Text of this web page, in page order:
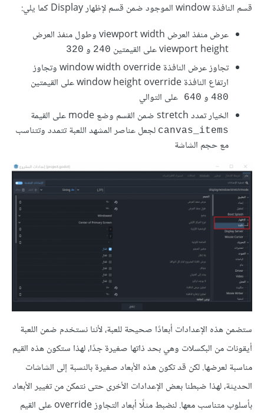
قسم النافذة window الموجود ضمن قسم لإظهار Display كما يلي:
عرض منفذ العرض viewport width وطول منفذ العرض
viewport height على القيمتين
240 و 320
تجاوز عرض النافذة window width override وتجاوز
ارتفاع النافذة window height override على القيمتين
480 و 640
على التوالي
الخيار تمدد stretch ضمن القسم وضع mode على القيمة
canvas_items لجعل عناصر المشهد اللعبة تتمدد وتتناسب
مع حجم الشاشة
ستضمن هذه الإعدادات أبعادًا صحيحة للعبة، لأننا نستخدم ضمن اللعبة
أيقونات من البكسلات وهي بحد ذاتها صغيرة جدًا، لهذا ستكون هذه القيم
مناسبة لعرضها. لكن قد تكون هذه الأبعاد صغيرة بالنسبة إلى الشاشات
الحديثة، لهذا ضبطنا بعض الإعدادات الأخرى حتى نتمكن من تغيير الأبعاد
بأسلوب متناسب معها. لنضبط مثلًا أبعاد التجاوز override على القيم